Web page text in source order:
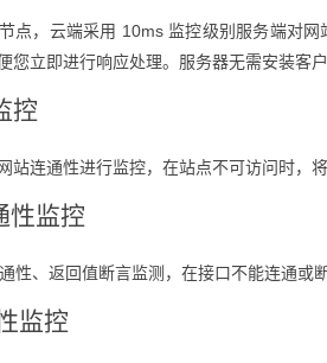
点，云端采用 10ms 监控级别服务端对
您立即进行响应处理。服务器无需安装客
控
站连通性进行监控，在站点不可访问时，
性监控
性、返回值断言监测，在接口不能连通或
监控